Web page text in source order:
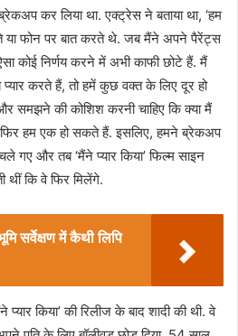
कर लिया था. एक्ट्रेस ने बताया था, ‘हम
फोन पर बात करते थे. जब मैंने अपने पैरेंट्स
कोई निर्णय करने में अभी काफी छोटे हैं. मैं
करते हैं, तो हमें कुछ वक्त के लिए दूर हो
और समझने की कोशिश करनी चाहिए कि क्या मैं
हम एक हो सकते हैं. इसलिए, हमने ब्रेकअप
गए और तब ‘मैंने प्यार किया’ फिल्म साइन
थीं कि वे फिर मिलेंगे.
सर्वेक्षण में कैथी लिपि
प्यार किया’ की रिलीज के बाद शादी की थी. वे